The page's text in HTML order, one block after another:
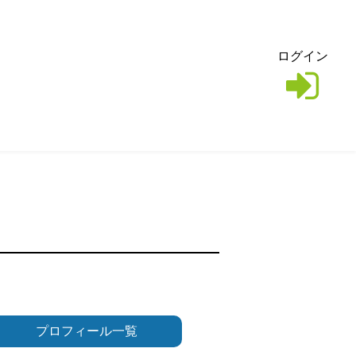
ログイン
プロフィール一覧